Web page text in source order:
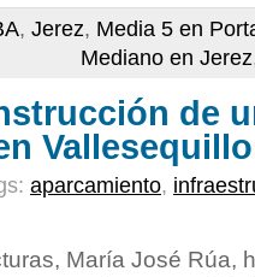
, Jerez, Media 5 en
Mediano en Jerez
de
aparcamiento,
María José Rúa,